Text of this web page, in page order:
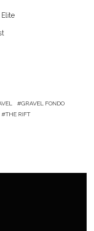
GRAVEL FONDO
THE RIFT